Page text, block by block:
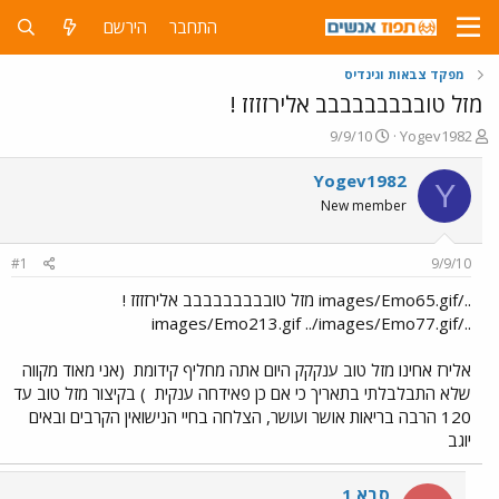
התחבר הירשם
מפקד צבאות וגינדיס
מזל טובבבבבבבבב אלירזזזז !
פ
ו
ת
ח
ה
ו
ש
Yogev1982
פ
ו
ר
ם
ר
ך
9/9/10
Y
Yogev1982
New member
9/9/10
#1
../images/Emo65.gif מזל טובבבבבבבבב אלירזזזז !
../images/Emo213.gif ../images/Emo77.gif
אלירז אחינו מזל טוב ענקקק היום אתה מחליף קידומת (אני מאוד מקווה
שלא התבלבלתי בתאריך כי אם כן פאידחה ענקית ) בקיצור מזל טוב עד
120 הרבה בריאות אושר ועושר, הצלחה בחיי הנישואין הקרבים ובאים
יוגב
סבא 1